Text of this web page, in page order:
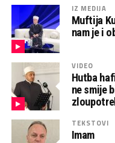
IZ MEDIJA
Muftija
nam je i
VIDEO
Hutba
ne smije
TEKSTOVI
Imam